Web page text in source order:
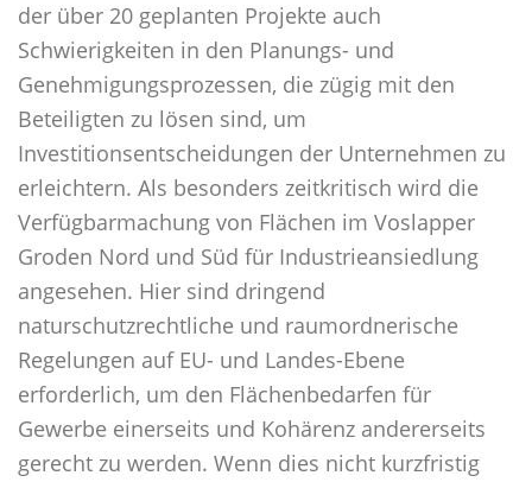
der über 20 geplanten Projekte auch
Schwierigkeiten in den Planungs- und
Genehmigungsprozessen, die zügig mit den
Beteiligten zu lösen sind, um
Investitionsentscheidungen der Unternehmen zu
erleichtern. Als besonders zeitkritisch wird die
Verfügbarmachung von Flächen im Voslapper
Groden Nord und Süd für Industrieansiedlung
angesehen. Hier sind dringend
naturschutzrechtliche und raumordnerische
Regelungen auf EU- und Landes-Ebene
erforderlich, um den Flächenbedarfen für
Gewerbe einerseits und Kohärenz andererseits
gerecht zu werden. Wenn dies nicht kurzfristig